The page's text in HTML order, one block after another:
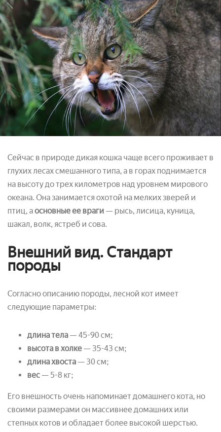
Сейчас в природе дикая кошка чаще всего проживает в
глухих лесах смешанного типа, а в горах поднимается
на высоту до трех километров над уровнем мирового
океана. Она занимается охотой на мелких зверей и
птиц, аосновные ее враги — рысь, лисица, куница,
шакал, волк, ястреб и сова.
Внешний вид. Стандарт
породы
Согласно описанию породы, лесной кот имеет
следующие параметры:
длина тела — 45-90 см;
высота в холке — 35-43 см;
длина хвоста — 30 см;
вес — 5-8 кг;
Его внешность очень напоминает домашнего кота, но
своими размерами он массивнее домашних или
степных котов и обладает более высокой шерстью.